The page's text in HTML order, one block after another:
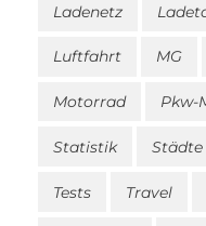
Ladenetz
Luftfahrt MG
Motorrad Pkw-
Statistik Städte
Tests Travel